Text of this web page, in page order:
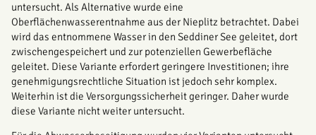
untersucht. Als Alternative wurde eine
Oberflächenwasserentnahme aus der Nieplitz betrachtet. Dabei
wird das entnommene Wasser in den Seddiner See geleitet, dort
zwischengespeichert und zur potenziellen Gewerbefläche
geleitet. Diese Variante erfordert geringere Investitionen; ihre
genehmigungsrechtliche Situation ist jedoch sehr komplex.
Weiterhin ist die Versorgungssicherheit geringer. Daher wurde
diese Variante nicht weiter untersucht.